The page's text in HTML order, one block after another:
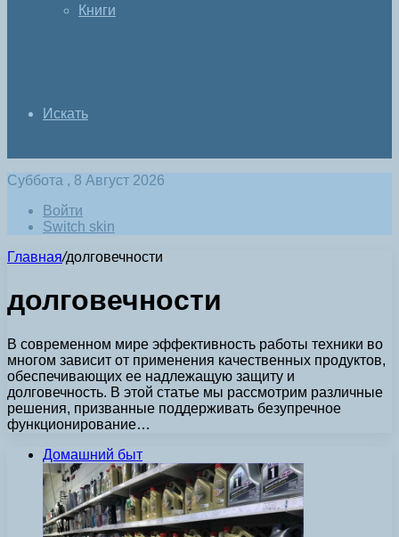
Книги
Искать
Суббота , 8 Август 2026
Войти
Switch skin
Главная/долговечности
долговечности
В современном мире эффективность работы техники во
многом зависит от применения качественных продуктов,
обеспечивающих ее надлежащую защиту и
долговечность. В этой статье мы рассмотрим различные
решения, призванные поддерживать безупречное
функционирование…
Домашний быт